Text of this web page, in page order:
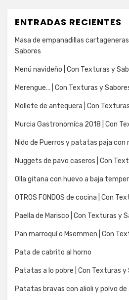
ENTRADAS RECIENTES
Masa de empanadillas
Sabores
Menú navideño | Con Texturas y
Merengue… | Con Texturas y
Mollete de antequera | Con
Murcia Gastronomíca 2018 | Con
Nido de Puerros y patatas paja con
Nuggets de pavo caseros | Con
Olla gitana con huevo a baja
OTROS FONDOS de cocina | Con
Paella de Marisco | Con Texturas y
Pan marroquí o Msemmen | Con
Pata de cabrito al horno
Patatas a lo pobre | Con Texturas y
Patatas bravas con alioli y polvo